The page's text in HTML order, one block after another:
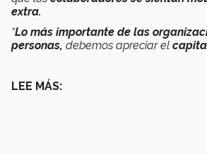
extra.
“Lo más importante de las
personas, debemos apreciar el
LEE MÁS: